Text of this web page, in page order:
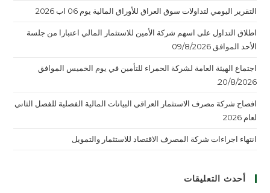
التقرير اليومي لتداولات سوق العراق للأوراق المالية يوم 06 اب 2026
اطلاق التداول على اسهم شركة الأمين للاستثمار المالي اعتبارا من جلسة
الأحد الموافق 09/8/2026
اجتماع الهيئة العامة لشركة الحمراء للتأمين في يوم الخميس الموافق
20/8/2026.
افصاح شركة مصرف الاستثمار العراقي البيانات المالية الفصلية للفصل الثاني
لعام 2026
انتهاء اجراءات شركة المصرف الاقتصاد للاستثمار والتمويل
أحدث التعليقات